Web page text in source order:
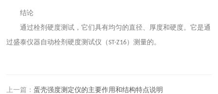
结论
通过栓剂硬度测试，它们具有均匀的直径、厚度和硬度。它是通
过盛泰仪器自动栓剂硬度测试仪（ST-Z16）测量的 。
上一篇：蛋壳强度测定仪的主要作用和结构特点说明